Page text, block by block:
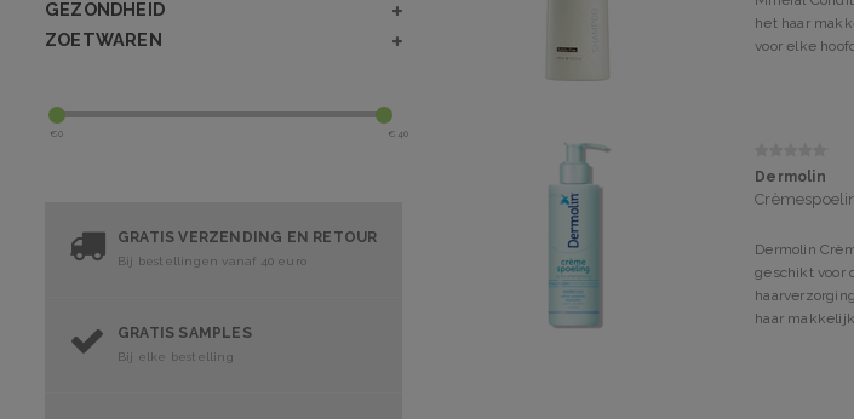
GEZONDHEID
ZOETWAREN
€0 € 40
GRATIS VERZENDING EN RETOUR
Bij bestellingen vanaf 40 euro
GRATIS SAMPLES
Bij elke bestelling
het haar
voor elke
Dermolin
Dermolin
geschikt voor
haar